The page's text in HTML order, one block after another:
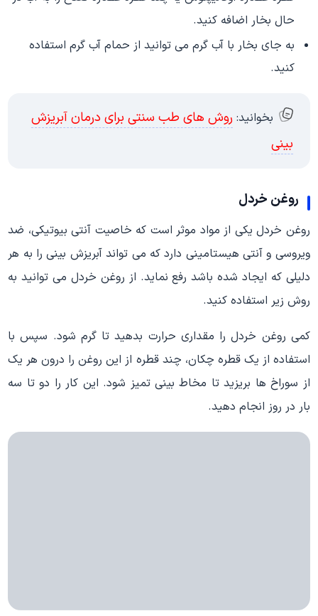
حال بخار اضافه کنید.
به جای بخار با آب گرم می توانید از حمام آب گرم استفاده
کنید.
بخوانید: روش های طب سنتی برای درمان آبریزش
بینی
روغن خردل
روغن خردل یکی از مواد موثر است که خاصیت آنتی بیوتیکی، ضد
ویروسی و آنتی هیستامینی دارد که می تواند آبریزش بینی را به هر
دلیلی که ایجاد شده باشد رفع نماید. از روغن خردل می توانید به
روش زیر استفاده کنید.
کمی روغن خردل را مقداری حرارت بدهید تا گرم شود. سپس با
استفاده از یک قطره چکان، چند قطره از این روغن را درون هر یک
از سوراخ ها بریزید تا مخاط بینی تمیز شود. این کار را دو تا سه
بار در روز انجام دهید.